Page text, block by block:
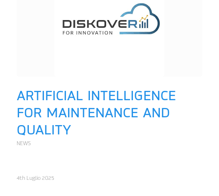
ARTIFICIAL INTELLIGENCE
FOR MAINTENANCE AND
QUALITY
NEWS
4th Luglio 2025